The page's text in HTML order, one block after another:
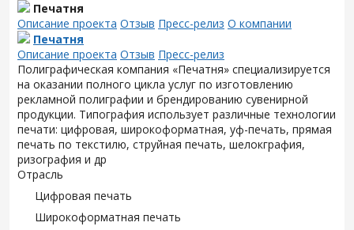
Печатня
Описание проекта Отзыв Пресс-релиз О компании
Печатня
Описание проекта Отзыв Пресс-релиз
Полиграфическая компания «Печатня» специализируется
на оказании полного цикла услуг по изготовлению
рекламной полиграфии и брендированию сувенирной
продукции. Типография использует различные технологии
печати: цифровая, широкоформатная, уф-печать, прямая
печать по текстилю, струйная печать, шелокграфия,
ризография и др
Отрасль
Цифровая печать
Широкоформатная печать